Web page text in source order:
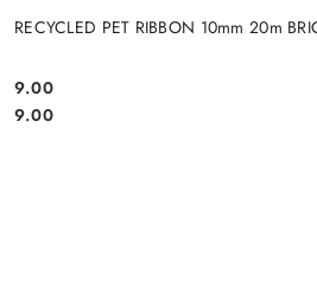
RECYCLED PET RIBBON 10mm 20m
Cena:
9.00
Cena:
9.00